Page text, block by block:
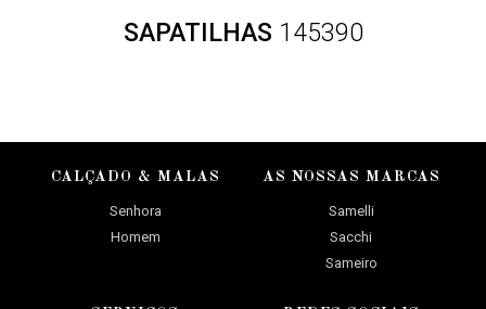
SAPATILHAS 145390
CALÇADO & MALAS
Senhora
Homem
AS NOSSAS MARCAS
Samelli
Sacchi
Sameiro